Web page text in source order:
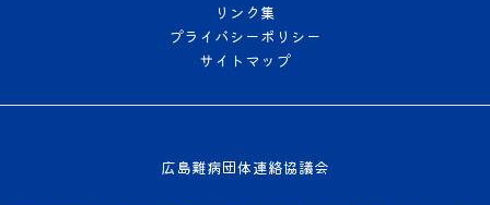
リンク集
プライバシーポリシー
サイトマップ
広島難病団体連絡協議会